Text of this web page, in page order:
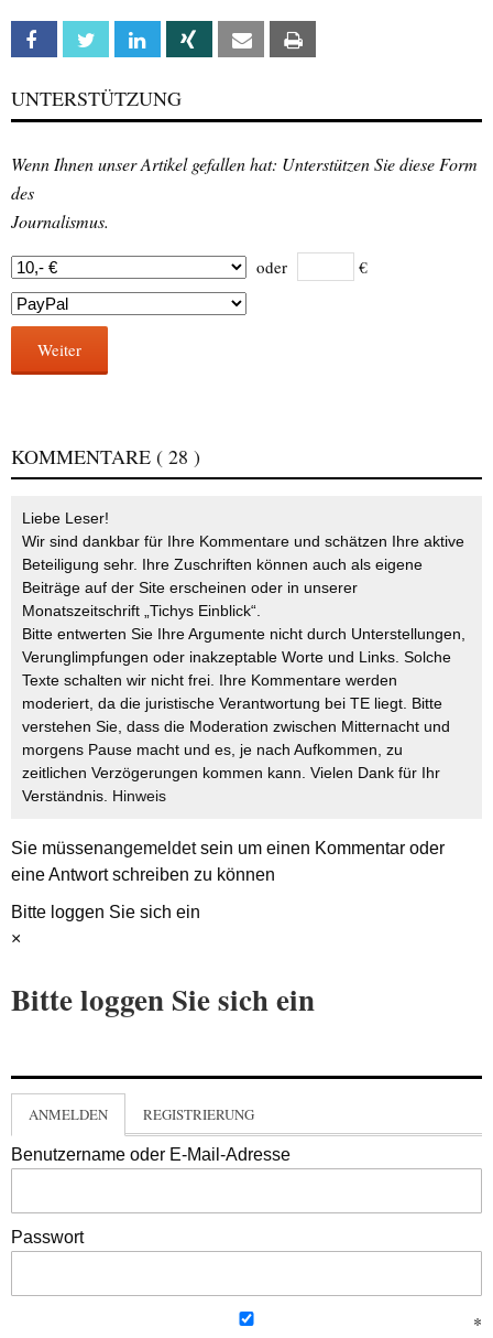
Facebook Twitter Linkedin Xing Email
UNTERSTÜTZUNG
Wenn Ihnen unser Artikel gefallen hat: Unterstützen Sie diese Form
des
Journalismus.
oder €
Weiter
KOMMENTARE ( 28 )
Liebe Leser!
Wir sind dankbar für Ihre Kommentare und schätzen Ihre aktive
Beteiligung sehr. Ihre Zuschriften können auch als eigene
Beiträge auf der Site erscheinen oder in unserer
Monatszeitschrift „Tichys Einblick“.
Bitte entwerten Sie Ihre Argumente nicht durch Unterstellungen,
Verunglimpfungen oder inakzeptable Worte und Links. Solche
Texte schalten wir nicht frei. Ihre Kommentare werden
moderiert, da die juristische Verantwortung bei TE liegt. Bitte
verstehen Sie, dass die Moderation zwischen Mitternacht und
morgens Pause macht und es, je nach Aufkommen, zu
zeitlichen Verzögerungen kommen kann. Vielen Dank für Ihr
Verständnis. Hinweis
Sie müssenangemeldetsein um einen Kommentar oder
eine Antwort schreiben zu können
Bitte loggen Sie sich ein
×
Bitte loggen Sie sich ein
ANMELDEN REGISTRIERUNG
Benutzername oder E-Mail-Adresse
Passwort